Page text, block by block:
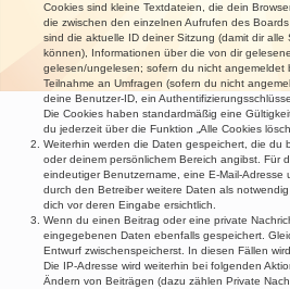
Cookies sind kleine Textdateien, die dein
die zwischen den einzelnen Aufrufen des
sind die aktuelle ID deiner Sitzung (damit dir
können), Informationen über die von dir
gelesen/ungelesen; sofern du nicht angemeldet
Teilnahme an Umfragen (sofern du nicht
deine Benutzer-ID, ein
Die Cookies haben standardmäßig eine
du jederzeit über die Funktion „Alle Cookies
Weiterhin werden die Daten gespeichert, die du
oder deinem persönlichem Bereich angibst. Für
eindeutiger Benutzername, eine E-Mail-Adresse
durch den Betreiber weitere Daten als
dich vor deren Eingabe ersichtlich.
Wenn du einen Beitrag oder eine private
eingegebenen Daten ebenfalls gespeichert.
Entwurf zwischenspeicherst. In diesen Fällen
Die IP-Adresse wird weiterhin bei folgenden
Ändern von Beiträgen (dazu zählen Private